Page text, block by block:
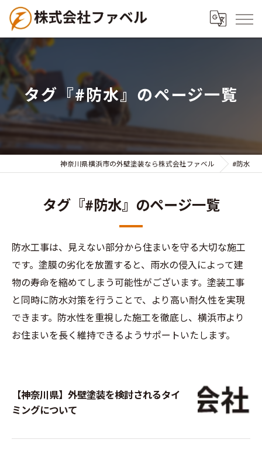
タグ『#防水』のページ一覧
神奈川県横浜市の外壁塗装なら株式会社ファベル #防水
タグ『#防水』のページ一覧
防水工事は、見えない部分から住まいを守る大切な施工
です。塗膜の劣化を放置すると、雨水の侵入によって建
物の寿命を縮めてしまう可能性がございます。塗装工事
と同時に防水対策を行うことで、より高い耐久性を実現
できます。防水性を重視した施工を徹底し、横浜市より
お住まいを長く維持できるようサポートいたします。
【神奈川県】外壁塗装を検討されるタイ
ミングについて